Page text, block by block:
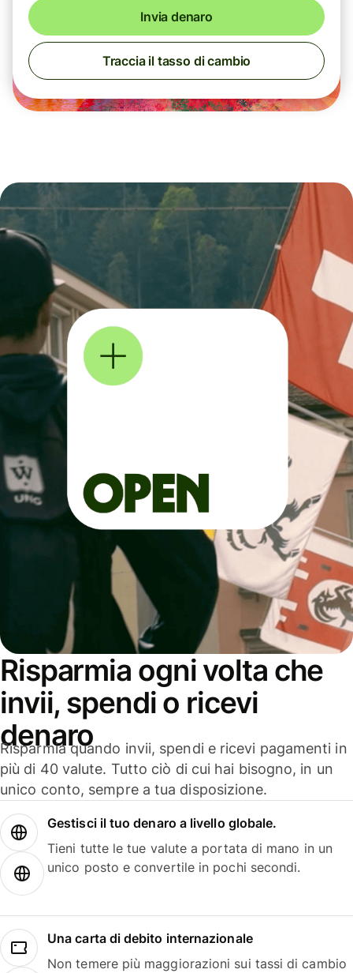
Invia denaro
Traccia il tasso di cambio
Risparmia ogni volta che
invii, spendi o ricevi
denaro
Risparmia quando invii, spendi e ricevi pagamenti in
più di 40 valute. Tutto ciò di cui hai bisogno, in un
unico conto, sempre a tua disposizione.
Gestisci il tuo denaro a livello globale.
Tieni tutte le tue valute a portata di mano in un
unico posto e convertile in pochi secondi.
Una carta di debito internazionale
Non temere più maggiorazioni sui tassi di cambio